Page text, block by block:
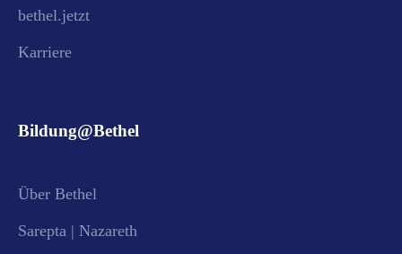
bethel.jetzt
Karriere
Bildung@Bethel
Über Bethel
Sarepta | Nazareth